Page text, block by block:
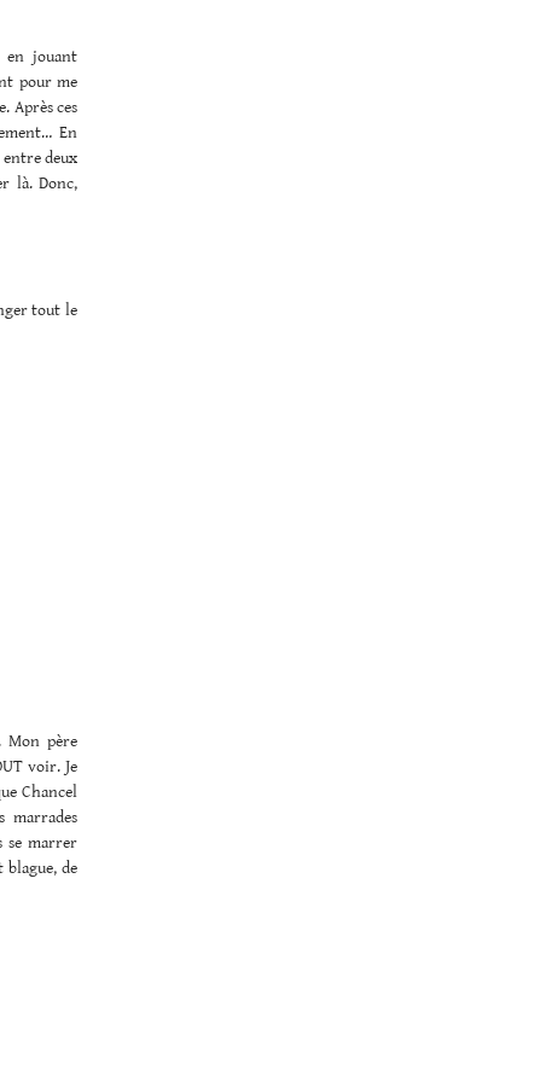
en jouant
pour me
Après ces
En
deux
là. Donc,
tout le
Mon père
voir. Je
Chancel
marrades
se marrer
blague, de